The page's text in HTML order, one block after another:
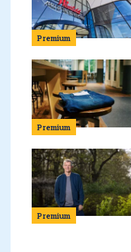
Premium
Premium
Premium